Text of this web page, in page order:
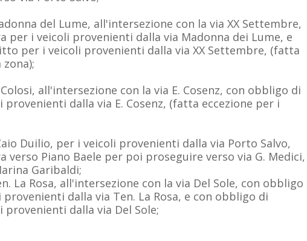
del Lume, all'intersezione con la via XX Settembre,
per i veicoli provenienti dalla via Madonna dei Lume, e
per i veicoli provenienti dalla via XX Settembre, (fatta
all'intersezione con la via E. Cosenz, con obbligo di
dalla via E. Cosenz, (fatta eccezione per i
Duilio, per i veicoli provenienti dalla via Porto Salvo,
Piano Baele per poi proseguire verso via G. Medici,
Garibaldi;
La Rosa, all'intersezione con la via Del Sole, con obbligo
dalla via Ten. La Rosa, e con obbligo di
dalla via Del Sole;